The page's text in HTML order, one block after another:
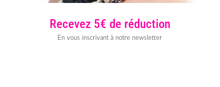
Recevez 5€ de réduction
En vous inscrivant à notre newsletter